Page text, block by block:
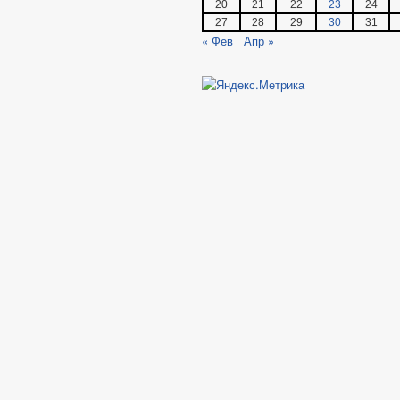
20
21 22 23 24
27
28 29 30 31
« Фев Апр »